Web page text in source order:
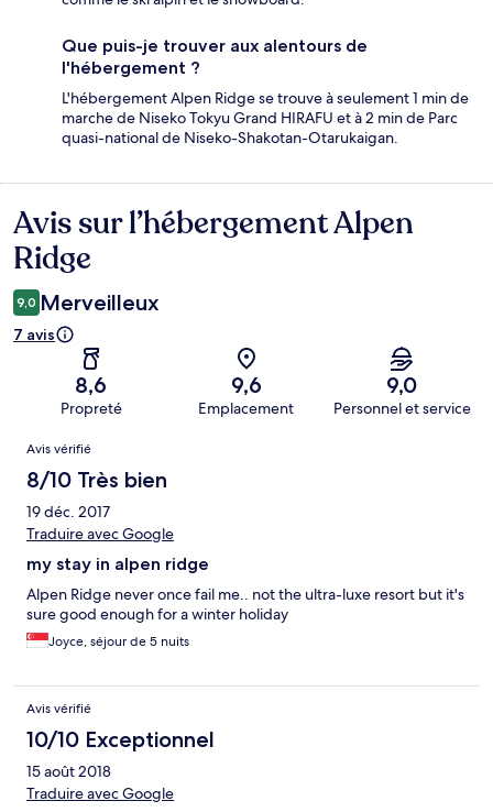
Que puis-je trouver aux alentours de
l'hébergement ?
L'hébergement Alpen Ridge se trouve à seulement 1 min de
marche de Niseko Tokyu Grand HIRAFU et à 2 min de Parc
quasi-national de Niseko-Shakotan-Otarukaigan.
Avis
Avis sur l’hébergement Alpen
Ridge
9,0 Merveilleux
7 avis
8,6
Propreté
9,6
Emplacement
9,0
Personnel et service
Avis
Avis vérifié
8/10 Très bien
19 déc. 2017
Traduire avec Google
my stay in alpen ridge
Alpen Ridge never once fail me.. not the ultra-luxe resort but it's
sure good enough for a winter holiday
Joyce, séjour de 5 nuits
Avis vérifié
10/10 Exceptionnel
15 août 2018
Traduire avec Google